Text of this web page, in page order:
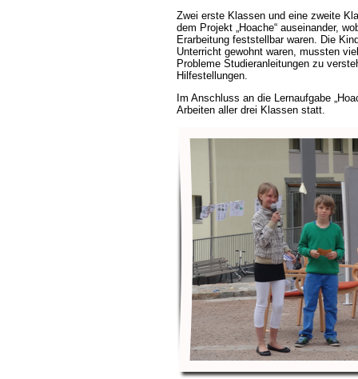
Zwei erste Klassen und eine zweite
dem Projekt „Hoache“ auseinander,
Erarbeitung feststellbar waren. Die
Unterricht gewohnt waren, mussten
Probleme Studieranleitungen zu
Hilfestellungen.
Im Anschluss an die Lernaufgabe
Arbeiten aller drei Klassen statt.